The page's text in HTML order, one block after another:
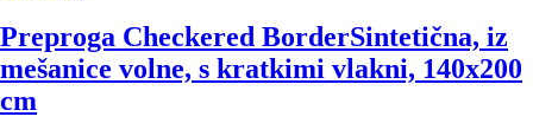
Preproga Checkered BorderSintetična, iz
mešanice volne, s kratkimi vlakni, 140x200
cm